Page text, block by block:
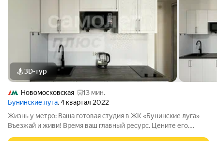
3D-тур
Новомосковская
13 мин.
Бунинские луга, 4 квартал 2022
Жизнь у метро: Ваша готовая студия в ЖК «Бунинские луга»
Въезжай и живи! Время ваш главный ресурс. Цените его.